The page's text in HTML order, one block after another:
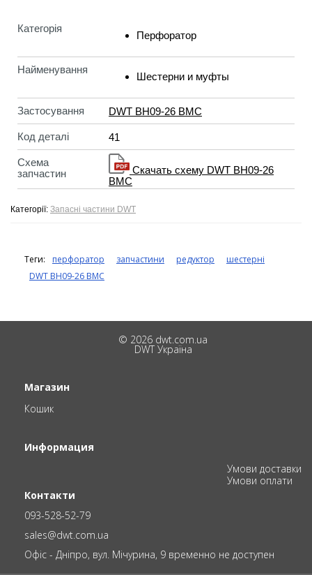
Категорія
Перфоратор
Найменування
Шестерни и муфты
Застосування DWT BH09-26 BMC
Код деталі 41
Схема
запчастин
Скачать схему DWT BH09-26
BMC
Категорії: Запасні частини DWT
Теги: перфоратор запчастини редуктор
шестерні
DWT BH09-26 BMC
© 2026 dwt.com.ua
DWT Україна
Магазин
Кошик
Информация
Умови доставки
Умови оплати
Контакти
093-528-52-79
sales@dwt.com.ua
Офіс - Дніпро, вул. Мічурина, 9 временно не доступен